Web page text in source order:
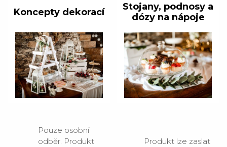
Koncepty dekorací
Stojany, podnosy a
dózy na nápoje
Pouze osobní
odběr. Produkt
Produkt lze zaslat